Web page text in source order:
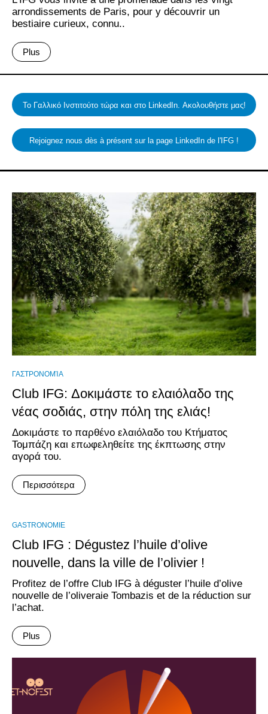
arrondissements de Paris, pour y découvrir un
bestiaire curieux, connu..
Plus
Το Γαλλικό Ινστιτούτο τώρα και στο LinkedIn. Ακολουθήστε μας!
Rejoignez nous dès à présent sur la page LinkedIn de l'IFG !
ΓΑΣΤΡΟΝΟΜΊΑ
Club IFG: Δοκιμάστε το ελαιόλαδο της
νέας σοδιάς, στην πόλη της ελιάς!
Δοκιμάστε το παρθένο ελαιόλαδο του Κτήματος
Τομπάζη και επωφεληθείτε της έκπτωσης στην
αγορά του.
Περισσότερα
GASTRONOMIE
Club IFG : Dégustez l’huile d’olive
nouvelle, dans la ville de l’olivier !
Profitez de l’offre Club IFG à déguster l’huile d’olive
nouvelle de l’oliveraie Tombazis et de la réduction sur
l’achat.
Plus